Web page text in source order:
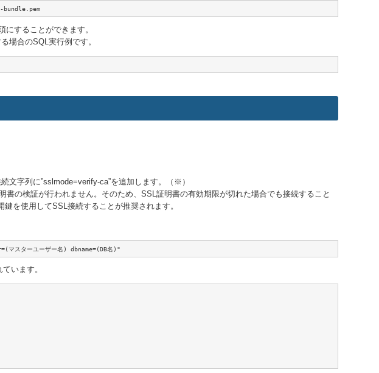
bundle.pem
することができます。
場合のSQL実行例です。
文字列に”sslmode=verify-ca”を追加します。（※）
の検証が行われません。そのため、SSL証明書の有効期限が切れた場合でも接続すること
を使用してSSL接続することが推奨されます。
スターユーザー名) dbname=(DB名)"
います。